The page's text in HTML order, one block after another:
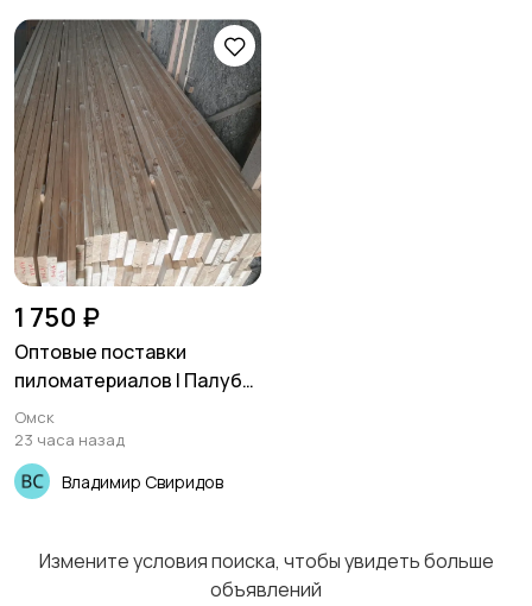
металлические
изделия
Пены, герметики,
клеи
Сухие строительные
смеси
Утепление, изоляция
1 750 ₽
Оптовые поставки
пиломатериалов | Палуба,
половка, планкет,
штакетник, брусок
Омск
23 часа назад
Владимир Свиридов
Измените условия поиска, чтобы увидеть больше
объявлений